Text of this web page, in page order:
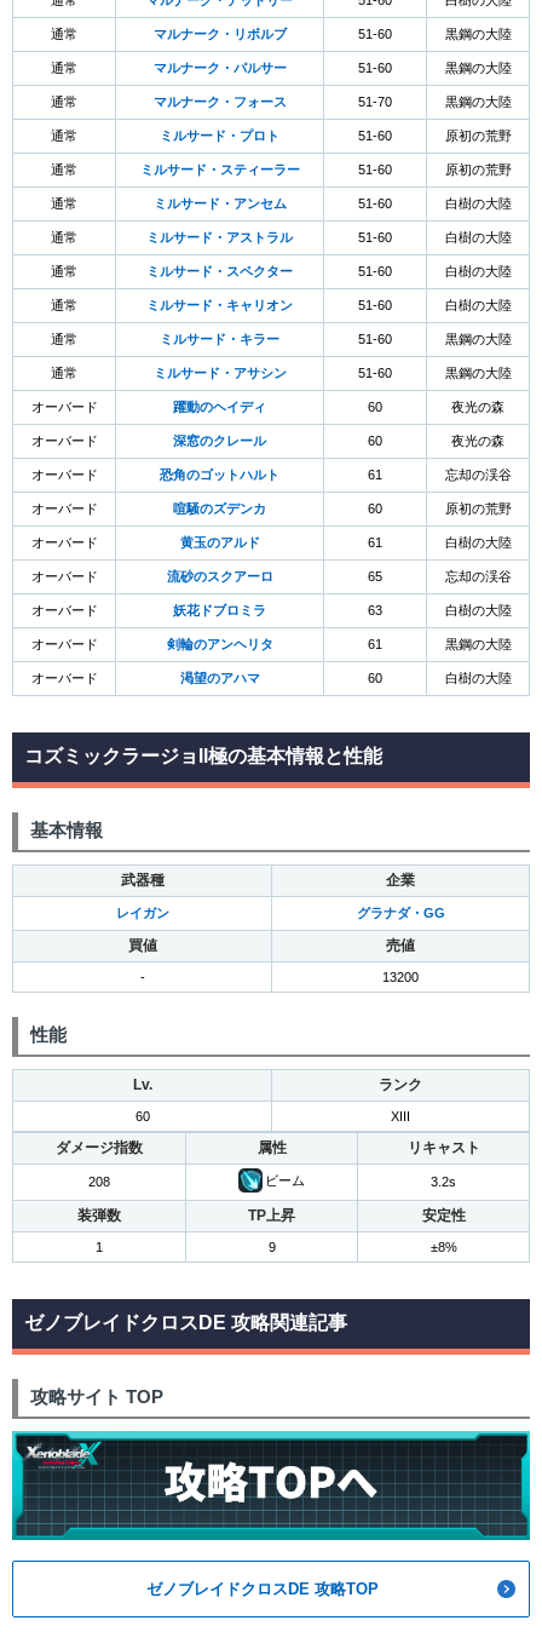
通常 マルナーク・リボルブ 51-60 黒鋼の大陸
通常 マルナーク・パルサー 51-60 黒鋼の大陸
通常 マルナーク・フォース 51-70 黒鋼の大陸
通常 ミルサード・プロト 51-60 原初の荒野
通常 ミルサード・スティーラー 51-60 原初の荒野
通常 ミルサード・アンセム 51-60 白樹の大陸
通常 ミルサード・アストラル 51-60 白樹の大陸
通常 ミルサード・スペクター 51-60 白樹の大陸
通常 ミルサード・キャリオン 51-60 白樹の大陸
通常 ミルサード・キラー 51-60 黒鋼の大陸
通常 ミルサード・アサシン 51-60 黒鋼の大陸
オーバード 躍動のヘイディ 60 夜光の森
オーバード 深窓のクレール 60 夜光の森
オーバード 恐角のゴットハルト 61 忘却の渓谷
オーバード 喧騒のズデンカ 60 原初の荒野
オーバード 黄玉のアルド 61 白樹の大陸
オーバード 流砂のスクアーロ 65 忘却の渓谷
オーバード 妖花ドブロミラ 63 白樹の大陸
オーバード 剣輪のアンヘリタ 61 黒鋼の大陸
オーバード 渇望のアハマ 60 白樹の大陸
コズミックラージョII極の基本情報と性能
基本情報
武器種 企業
レイガン グラナダ・GG
買値 売値
- 13200
性能
Lv. ランク
60 XIII
ダメージ指数 属性 リキャスト
208 ビーム 3.2s
装弾数 TP上昇 安定性
1 9 ±8%
ゼノブレイドクロスDE 攻略関連記事
攻略サイト TOP
ゼノブレイドクロスDE 攻略TOP